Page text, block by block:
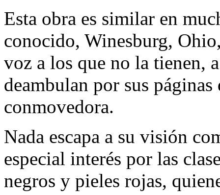
Esta obra es similar en
conocido, Winesburg,
voz a los que no la tienen,
deambulan por sus
conmovedora.
Nada escapa a su visión
especial interés por las
negros y pieles rojas,